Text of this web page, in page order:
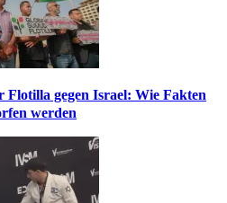
Flotilla gegen Israel: Wie Fakten
werden